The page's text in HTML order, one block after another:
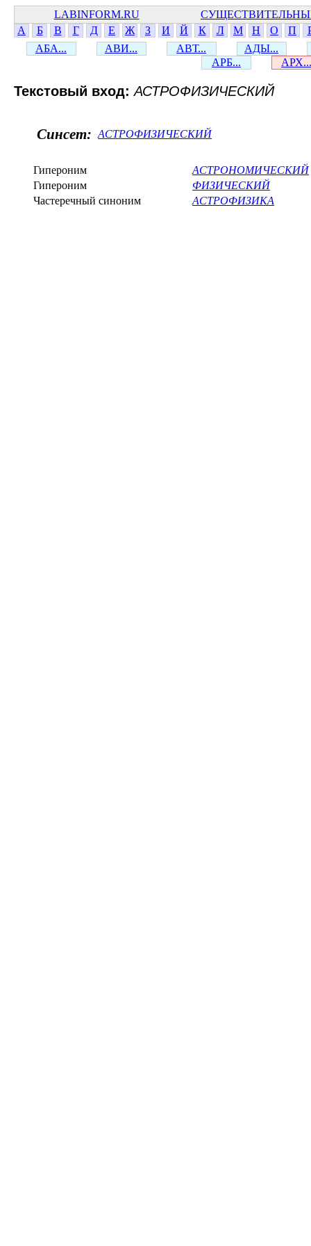
LABINFORM.RU
А
Б В Г Д Е Ж З И Й К Л М Н О П
АБА...
АВИ... АВТ...
АДЫ...
АРБ...
АРХ...
Текстовый вход:АСТРОФИЗИЧЕСКИЙ
Синсет: АСТРОФИЗИЧЕСКИЙ
Гипероним
АСТРОНОМИЧЕСКИЙ
Гипероним
ФИЗИЧЕСКИЙ
Частеречный синоним
АСТРОФИЗИКА